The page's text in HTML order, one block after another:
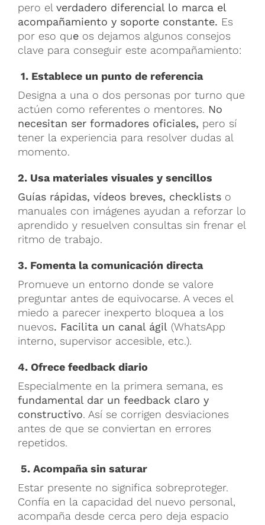
pero el verdadero diferencial lo marca el
acompañamiento y soporte constante. Es
por eso que os dejamos algunos consejos
clave para conseguir este acompañamiento:
1. Establece un punto de referencia
Designa a una o dos personas por turno que
actúen como referentes o mentores. No
necesitan ser formadores oficiales, pero sí
tener la experiencia para resolver dudas al
momento.
2. Usa materiales visuales y sencillos
Guías rápidas, vídeos breves, checklists o
manuales con imágenes ayudan a reforzar lo
aprendido y resuelven consultas sin frenar el
ritmo de trabajo.
3. Fomenta la comunicación directa
Promueve un entorno donde se valore
preguntar antes de equivocarse. A veces el
miedo a parecer inexperto bloquea a los
nuevos. Facilita un canal ágil (WhatsApp
interno, supervisor accesible, etc.).
4. Ofrece feedback diario
Especialmente en la primera semana, es
fundamental dar un feedback claro y
constructivo. Así se corrigen desviaciones
antes de que se conviertan en errores
repetidos.
5. Acompaña sin saturar
Estar presente no significa sobreproteger.
Confía en la capacidad del nuevo personal,
acompaña desde cerca pero deja espacio